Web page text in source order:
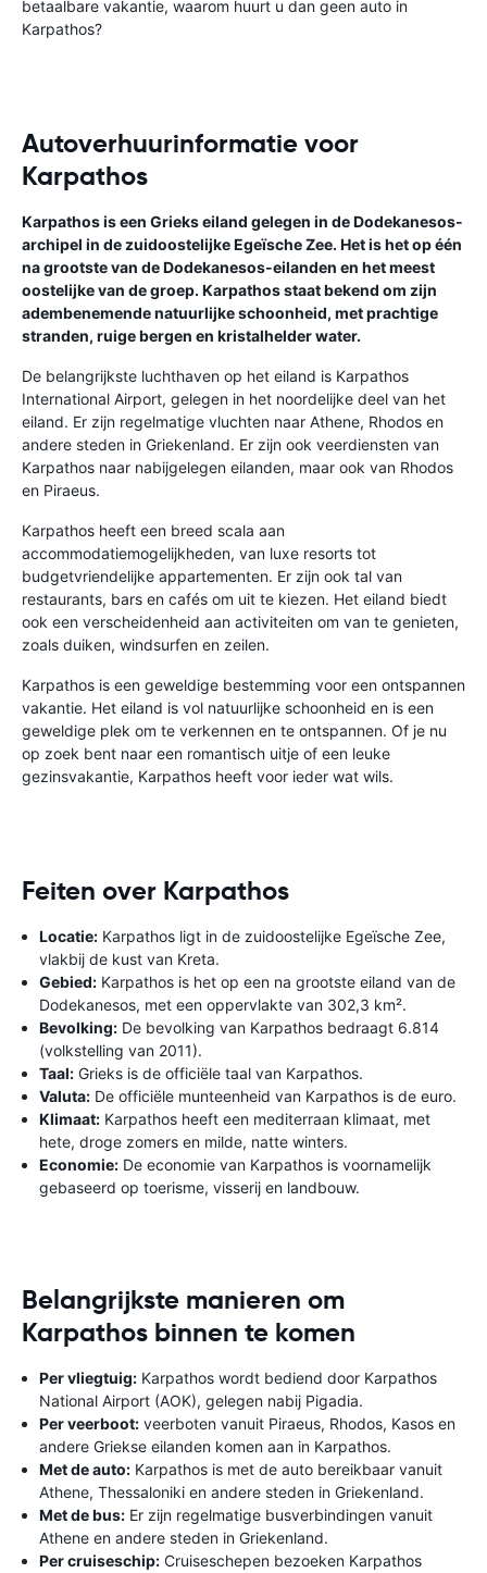
betaalbare vakantie, waarom huurt u dan geen auto in
Karpathos?
Autoverhuurinformatie voor
Karpathos
Karpathos is een Grieks eiland gelegen in de Dodekanesos-
archipel in de zuidoostelijke Egeïsche Zee. Het is het op één
na grootste van de Dodekanesos-eilanden en het meest
oostelijke van de groep. Karpathos staat bekend om zijn
adembenemende natuurlijke schoonheid, met prachtige
stranden, ruige bergen en kristalhelder water.
De belangrijkste luchthaven op het eiland is Karpathos
International Airport, gelegen in het noordelijke deel van het
eiland. Er zijn regelmatige vluchten naar Athene, Rhodos en
andere steden in Griekenland. Er zijn ook veerdiensten van
Karpathos naar nabijgelegen eilanden, maar ook van Rhodos
en Piraeus.
Karpathos heeft een breed scala aan
accommodatiemogelijkheden, van luxe resorts tot
budgetvriendelijke appartementen. Er zijn ook tal van
restaurants, bars en cafés om uit te kiezen. Het eiland biedt
ook een verscheidenheid aan activiteiten om van te genieten,
zoals duiken, windsurfen en zeilen.
Karpathos is een geweldige bestemming voor een ontspannen
vakantie. Het eiland is vol natuurlijke schoonheid en is een
geweldige plek om te verkennen en te ontspannen. Of je nu
op zoek bent naar een romantisch uitje of een leuke
gezinsvakantie, Karpathos heeft voor ieder wat wils.
Feiten over Karpathos
Locatie: Karpathos ligt in de zuidoostelijke Egeïsche Zee,
vlakbij de kust van Kreta.
Gebied: Karpathos is het op een na grootste eiland van de
Dodekanesos, met een oppervlakte van 302,3 km².
Bevolking: De bevolking van Karpathos bedraagt ​​6.814
(volkstelling van 2011).
Taal: Grieks is de officiële taal van Karpathos.
Valuta: De officiële munteenheid van Karpathos is de euro.
Klimaat: Karpathos heeft een mediterraan klimaat, met
hete, droge zomers en milde, natte winters.
Economie: De economie van Karpathos is voornamelijk
gebaseerd op toerisme, visserij en landbouw.
Belangrijkste manieren om
Karpathos binnen te komen
Per vliegtuig: Karpathos wordt bediend door Karpathos
National Airport (AOK), gelegen nabij Pigadia.
Per veerboot: veerboten vanuit Piraeus, Rhodos, Kasos en
andere Griekse eilanden komen aan in Karpathos.
Met de auto: Karpathos is met de auto bereikbaar vanuit
Athene, Thessaloniki en andere steden in Griekenland.
Met de bus: Er zijn regelmatige busverbindingen vanuit
Athene en andere steden in Griekenland.
Per cruiseschip: Cruiseschepen bezoeken Karpathos